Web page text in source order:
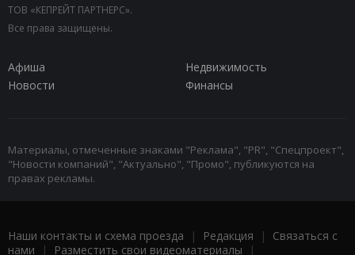
ТОВ «КЕПРЕЙТ ПАРТНЕРС».
Все права защищены.
Афиша
Недвижимость
Новости
Финансы
Материалы, отмеченные знаками "Реклама", "PR", "Спецпроект",
"Новости компаний", "Актуально", "Промо", публикуются на
правах рекламы.
Наши контакты и схема проезда | Редакция | Связаться с
нами | Разместить свои видеоматериалы |